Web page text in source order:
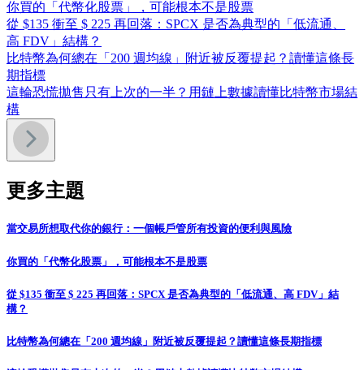
你買的「代幣化股票」，可能根本不是股票
從 $135 衝至 $ 225 再回落：SPCX 是否為典型的「低流通、
高 FDV」結構？
比特幣為何總在「200 週均線」附近被反覆提起？讀懂這條長
期指標
這輪恐慌拋售只有上次的一半？用鏈上數據讀懂比特幣市場結
構
更多主題
當交易所想取代你的銀行：一個帳戶管所有投資的便利與風險
你買的「代幣化股票」，可能根本不是股票
從 $135 衝至 $ 225 再回落：SPCX 是否為典型的「低流通、高 FDV」結
構？
比特幣為何總在「200 週均線」附近被反覆提起？讀懂這條長期指標